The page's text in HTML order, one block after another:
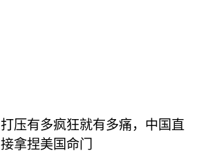
打压有多疯狂就有多痛，中国直
接拿捏美国命门